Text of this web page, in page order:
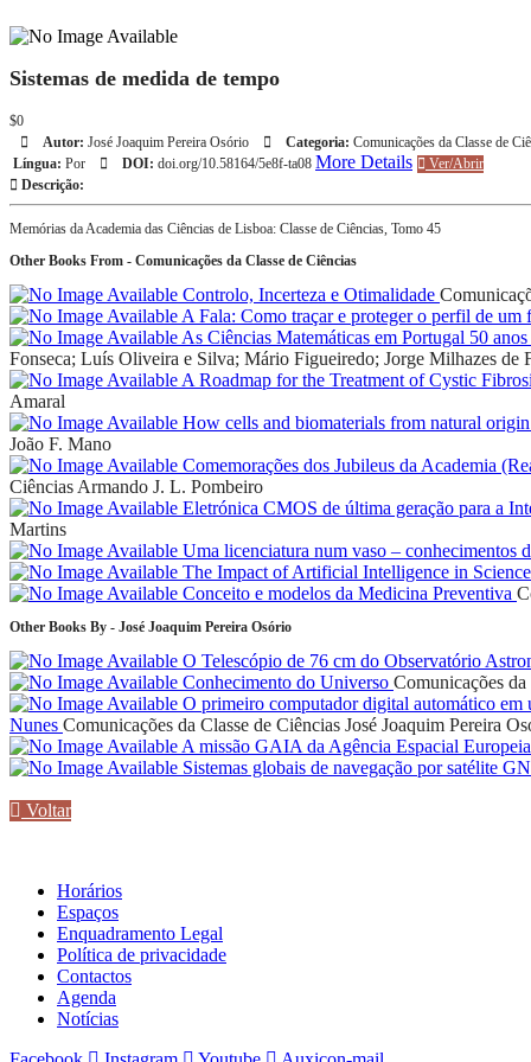
Sistemas de medida de tempo
$0
Autor: José Joaquim Pereira Osório Categoria: Comunicações da Classe de
Língua: Por DOI: doi.org/10.58164/5e8f-ta08 More Details
Ver/Abrir
Descrição:
Memórias da Academia das Ciências de Lisboa: Classe de Ciências, Tomo 45
Other Books From - Comunicações da Classe de Ciências
Controlo, Incerteza e Otimalidade
A Fala: Como traçar e proteger o perfil de um
As Ciências Matemáticas em Portugal 50
Fonseca; Luís Oliveira e Silva; Mário Figueiredo; Jorge Milhazes de
A Roadmap for the Treatment of Cystic
Amaral
How cells and biomaterials from natural
João F. Mano
Comemorações dos Jubileus da Academia
Ciências Armando J. L. Pombeiro
Eletrónica CMOS de última geração para a
Martins
Uma licenciatura num vaso – conhecimentos
The Impact of Artificial Intelligence in
Conceito e modelos da Medicina Preventiva
Other Books By - José Joaquim Pereira Osório
O Telescópio de 76 cm do Observatório
Conhecimento do Universo Comunicações
O primeiro computador digital automático em
Nunes Comunicações da Classe de Ciências José Joaquim Pereira
A missão GAIA da Agência Espacial
Sistemas globais de navegação por satélite
Voltar
Horários
Espaços
Enquadramento Legal
Política de privacidade
Contactos
Agenda
Notícias